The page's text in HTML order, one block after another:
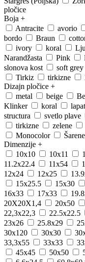
pločice
Boja +
Antracite
avorio
bordo
Braun
ivory
koral
Narandžasta
Pink
slonova kost
soft grey
Tirkiz
tirkizne
Dizajn pločice +
metal
beige
Klinker
koral
structura
svetlo plave
tirkizne
zelene
Monocolor
Šarene
Dimenzije +
10x10
10x11
11.2x22.4
11x54
12x24
12x25
15x25.5
15x30
16x33
17x33
20X20X1,4
20x50
22,3x22,3
22.5x22.5
23x26
25.8x29
30x120
30x30
33,3x55
33x33
45x45
50x50